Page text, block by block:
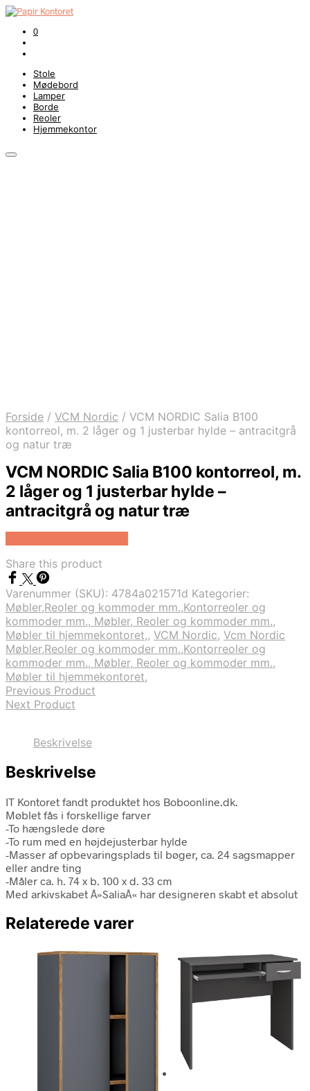
0
Stole
Mødebord
Lamper
Borde
Reoler
Hjemmekontor
Forside / VCM Nordic / VCM NORDIC Salia B100
kontorreol, m. 2 låger og 1 justerbar hylde – antracitgrå
og natur træ
VCM NORDIC Salia B100 kontorreol, m.
2 låger og 1 justerbar hylde –
antracitgrå og natur træ
Share this product
Varenummer (SKU): 4784a021571d Kategorier:
Møbler,Reoler og kommoder mm.,Kontorreoler og
kommoder mm., Møbler, Reoler og kommoder mm.,
Møbler til hjemmekontoret,, VCM Nordic, Vcm Nordic
Møbler,Reoler og kommoder mm.,Kontorreoler og
kommoder mm., Møbler, Reoler og kommoder mm.,
Møbler til hjemmekontoret,
Previous Product
Next Product
Beskrivelse
Beskrivelse
IT Kontoret fandt produktet hos Boboonline.dk.
Møblet fås i forskellige farver
-To hængslede døre
-To rum med en højdejusterbar hylde
-Masser af opbevaringsplads til bøger, ca. 24 sagsmapper
eller andre ting
-Måler ca. h. 74 x b. 100 x d. 33 cm
Med arkivskabet Â»SaliaÂ« har designeren skabt et absolut
Relaterede varer